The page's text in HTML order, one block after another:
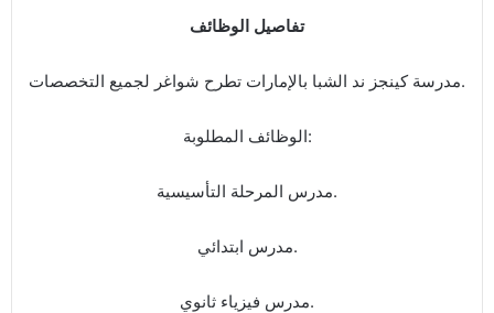
تفاصيل الوظائف
مدرسة كينجز ند الشبا بالإمارات تطرح شواغر لجميع التخصصات.
الوظائف المطلوبة:
مدرس المرحلة التأسيسية.
مدرس ابتدائي.
مدرس فيزياء ثانوي.